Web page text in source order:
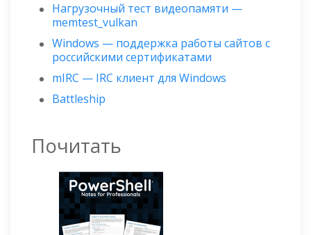
Нагрузочный тест видеопамяти —
memtest_vulkan
Windows — поддержка работы сайтов с
российскими сертификатами
mIRC — IRC клиент для Windows
Battleship
Почитать